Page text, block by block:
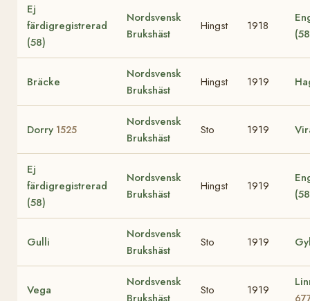
Ej
färdigregistrerad
(58)
Nordsvensk
Brukshäst
Hingst 1918
Bräcke
Nordsvensk
Brukshäst
Hingst 1919
Dorry 1525
Nordsvensk
Brukshäst
Sto 1919
Ej
färdigregistrerad
(58)
Nordsvensk
Brukshäst
Hingst 1919
Gulli
Nordsvensk
Brukshäst
Sto 1919
Vega
Nordsvensk
Sto 1919